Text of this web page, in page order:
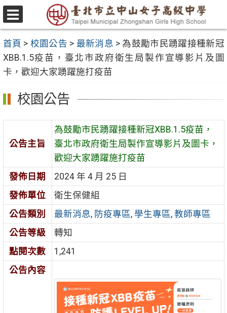
跳
至
要
內
容
區
選
單
首頁 > 校園公告 > 最新消息 >為鼓勵市民踴躍接種新冠
XBB.1.5疫苗，臺北市政府衛生局製作宣導影片及圖
卡，歡迎大家踴躍施打疫苗
校園公告
公告主旨
為鼓勵市民踴躍接種新冠XBB.1.5疫苗，
臺北市政府衛生局製作宣導影片及圖卡，
歡迎大家踴躍施打疫苗
發佈日期
2024 年 4 月 25 日
發佈單位
衛生保健組
公告類別
最新消息, 防疫專區, 學生專區, 教師專區
公告等級
轉知
點閱次數
1,241
公告內容